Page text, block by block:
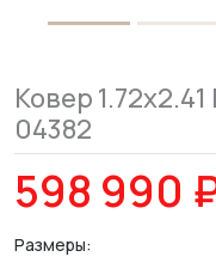
Ковер
04382
598 990
Размеры: